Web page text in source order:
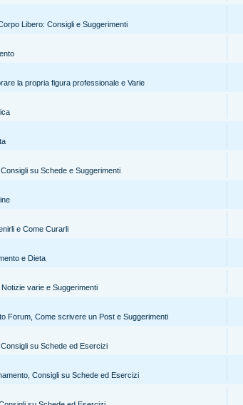
Libero: Consigli e Suggerimenti
la propria figura professionale e Varie
su Schede e Suggerimenti
e Come Curarli
e Dieta
varie e Suggerimenti
Forum, Come scrivere un Post e Suggerimenti
su Schede ed Esercizi
Consigli su Schede ed Esercizi